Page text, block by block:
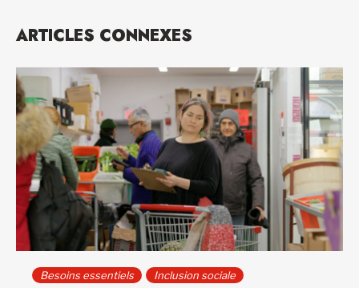
ARTICLES CONNEXES
Besoins essentiels Inclusion sociale